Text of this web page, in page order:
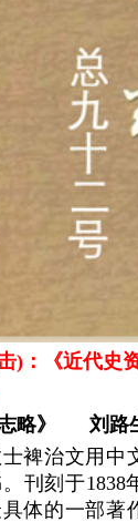
《近代史资
略》 刘路
治文用中
刊刻于1838
体的一部著